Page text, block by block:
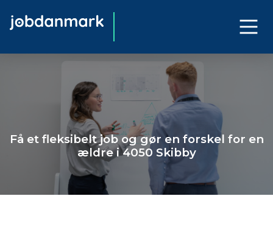
Få et fleksibelt job og gør en forskel for en
ældre i 4050 Skibby